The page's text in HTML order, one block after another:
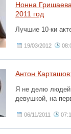
Нонна
2011 год
Лучшие 10-ки
19/03/2012
Антон
Я не делю людей
девушкой, на
06/11/2011